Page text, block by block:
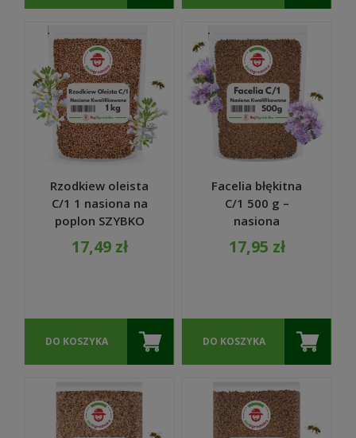
Rzodkiew oleista
C/1 1 nasiona na
poplon SZYBKO
ROŚNIE 1 KG
17,49 zł
DO KOSZYKA
Facelia błękitna
C/1 500 g –
nasiona
kwalifikowane, na
poplon i dla
17,95 zł
DO KOSZYKA